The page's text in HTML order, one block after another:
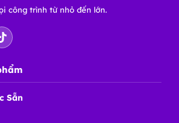
công trình từ nhỏ đến lớn.
Sẵn